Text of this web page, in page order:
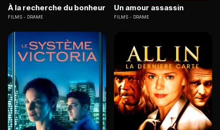
À la recherche du bonheur
FILMS DRAME
Un amour assassin
FILMS DRAME